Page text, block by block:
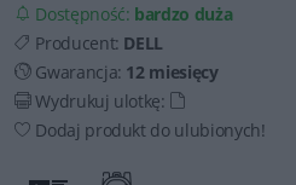
Dostępność: bardzo duża
Producent: DELL
Gwarancja: 12 miesięcy
Wydrukuj ulotkę:
Dodaj produkt do ulubionych!